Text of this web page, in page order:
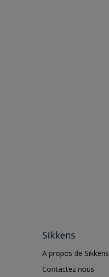
Sikkens
A propos de Sikkens
Contactez nous